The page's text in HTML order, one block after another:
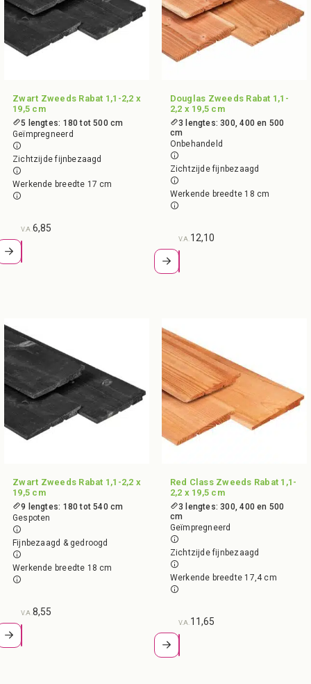
Zwart Zweeds Rabat 1,1-2,2 x
19,5 cm
5 lengtes: 180 tot 500 cm
Geïmpregneerd
Zichtzijde fijnbezaagd
Werkende breedte 17 cm
V.A. 6,85
Douglas Zweeds Rabat 1,1-
2,2 x 19,5 cm
3 lengtes: 300, 400 en 500
cm
Onbehandeld
Zichtzijde fijnbezaagd
Werkende breedte 18 cm
V.A. 12,10
Zwart Zweeds Rabat 1,1-2,2 x
19,5 cm
9 lengtes: 180 tot 540 cm
Gespoten
Fijnbezaagd & gedroogd
Werkende breedte 18 cm
V.A. 8,55
Red Class Zweeds Rabat 1,1-
2,2 x 19,5 cm
3 lengtes: 300, 400 en 500
cm
Geïmpregneerd
Zichtzijde fijnbezaagd
Werkende breedte 17,4 cm
V.A. 11,65